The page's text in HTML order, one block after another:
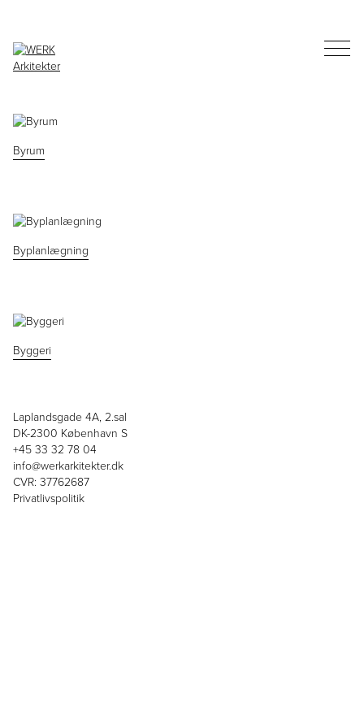
Byrum
Byplanlægning
Byggeri
Laplandsgade 4A, 2.sal
DK-2300 København S
+45 33 32 78 04
info@werkarkitekter.dk
CVR: 37762687
Privatlivspolitik